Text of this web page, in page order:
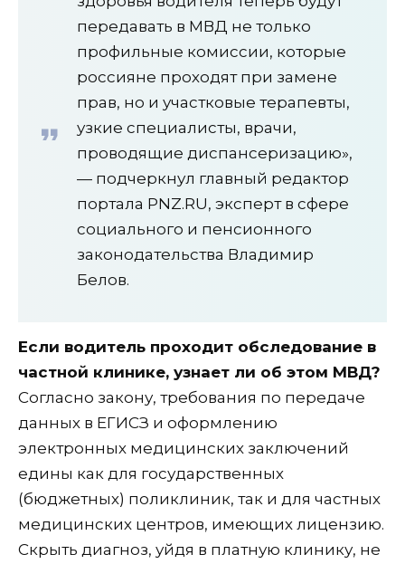
передавать в МВД не только
профильные комиссии, которые
россияне проходят при замене
прав, но и участковые терапевты,
узкие специалисты, врачи,
проводящие диспансеризацию»,
— подчеркнул главный редактор
портала PNZ.RU, эксперт в сфере
социального и пенсионного
законодательства Владимир
Белов.
Если водитель проходит обследование в
частной клинике, узнает ли об этом МВД?
Согласно закону, требования по передаче
данных в ЕГИСЗ и оформлению
электронных медицинских заключений
едины как для государственных
(бюджетных) поликлиник, так и для частных
медицинских центров, имеющих лицензию.
Скрыть диагноз, уйдя в платную клинику, не